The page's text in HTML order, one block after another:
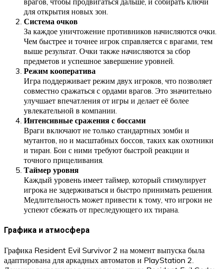
для открытия новых зон.
Система очков
За каждое уничтожение противников начисляются очки.
Чем быстрее и точнее игрок справляется с врагами, тем
выше результат. Очки также начисляются за сбор
предметов и успешное завершение уровней.
Режим кооператива
Игра поддерживает режим двух игроков, что позволяет
совместно сражаться с ордами врагов. Это значительно
улучшает впечатления от игры и делает её более
увлекательной в компании.
Интенсивные сражения с боссами
Враги включают не только стандартных зомби и
мутантов, но и масштабных боссов, таких как охотники
и тиран. Бои с ними требуют быстрой реакции и
точного прицеливания.
Таймер уровня
Каждый уровень имеет таймер, который стимулирует
игрока не задерживаться и быстро принимать решения.
Медлительность может привести к тому, что игроки не
успеют сбежать от преследующего их тирана.
Графика и атмосфера
Графика Resident Evil Survivor 2 на момент выпуска была
адаптирована для аркадных автоматов и PlayStation 2.